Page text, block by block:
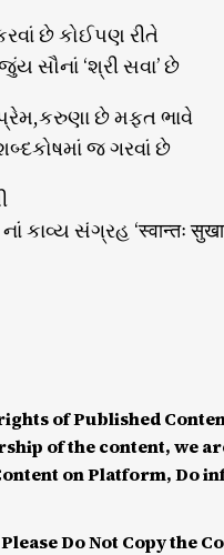
છે કોઈપણ રીતે
સૌનાં ‘શ્રી સવા’ છે
છે મફત ભાવે
જ ગરવાં છે
કાવ્ય સંગ્રહ ‘स्वान्तः
of Published
of the content, we
on Platform, Do
Please Do Not Copy the